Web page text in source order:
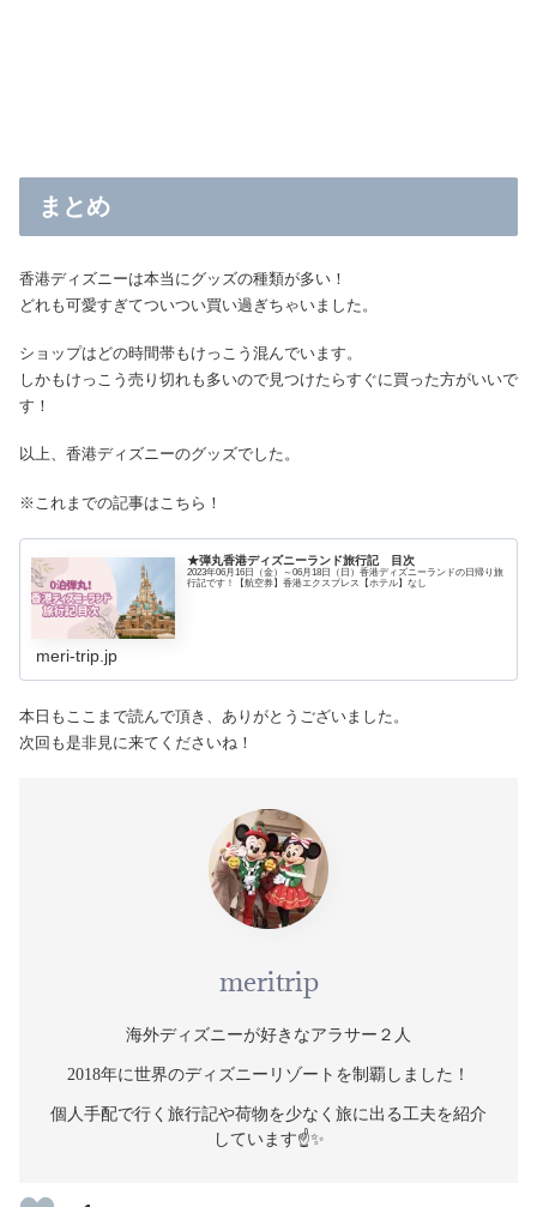
まとめ
香港ディズニーは本当にグッズの種類が多い！
どれも可愛すぎてついつい買い過ぎちゃいました。
ショップはどの時間帯もけっこう混んでいます。
しかもけっこう売り切れも多いので見つけたらすぐに買った方がいいで
す！
以上、香港ディズニーのグッズでした。
※これまでの記事はこちら！
★弾丸香港ディズニーランド旅行記 目次
2023年06月16日（金）～06月18日（日）香港ディズニーランドの日帰り旅
行記です！【航空券】香港エクスプレス【ホテル】なし
meri-trip.jp
本日もここまで読んで頂き、ありがとうございました。
次回も是非見に来てくださいね！
meritrip
海外ディズニーが好きなアラサー２人
2018年に世界のディズニーリゾートを制覇しました！
個人手配で行く旅行記や荷物を少なく旅に出る工夫を紹介
しています☝️✨